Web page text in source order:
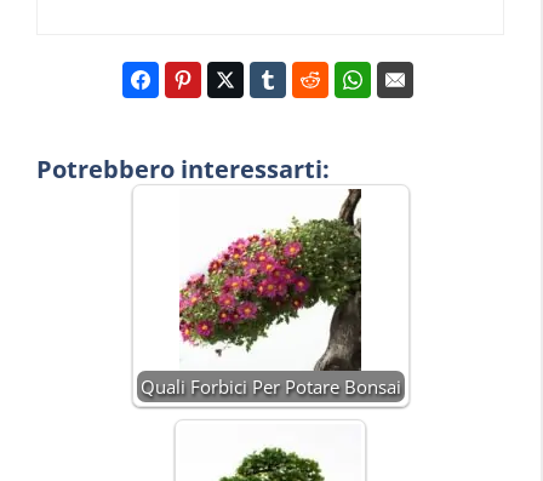
Potrebbero interessarti:
Quali Forbici Per Potare Bonsai